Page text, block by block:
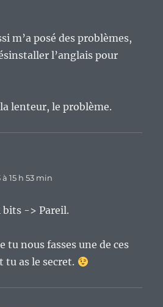
m’a posé des problèmes,
l’anglais pour
lenteur, le problème.
15 h 53 min
bits -> Pareil.
tu nous fasses une de ces
as le secret.